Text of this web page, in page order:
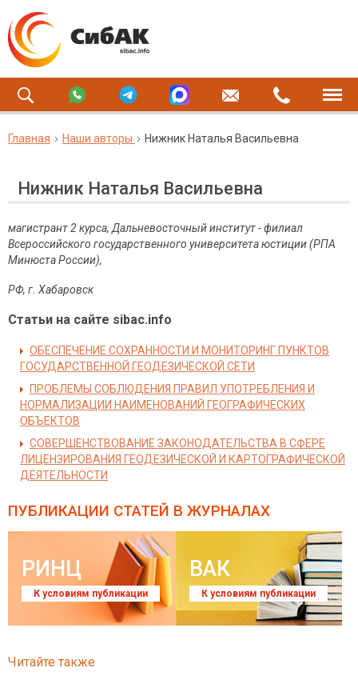
Главная Наши авторы Нижник Наталья Васильевна
Нижник Наталья Васильевна
магистрант 2 курса, Дальневосточный институт - филиал
Всероссийского государственного университета юстиции (РПА
Минюста России),
РФ, г. Хабаровск
Статьи на сайте sibac.info
ОБЕСПЕЧЕНИЕ СОХРАННОСТИ И МОНИТОРИНГ ПУНКТОВ
ГОСУДАРСТВЕННОЙ ГЕОДЕЗИЧЕСКОЙ СЕТИ
ПРОБЛЕМЫ СОБЛЮДЕНИЯ ПРАВИЛ УПОТРЕБЛЕНИЯ И
НОРМАЛИЗАЦИИ НАИМЕНОВАНИЙ ГЕОГРАФИЧЕСКИХ
ОБЪЕКТОВ
СОВЕРШЕНСТВОВАНИЕ ЗАКОНОДАТЕЛЬСТВА В СФЕРЕ
ЛИЦЕНЗИРОВАНИЯ ГЕОДЕЗИЧЕСКОЙ И КАРТОГРАФИЧЕСКОЙ
ДЕЯТЕЛЬНОСТИ
ПУБЛИКАЦИИ СТАТЕЙ В ЖУРНАЛАХ
РИНЦ
К условиям публикации
ВАК
К условиям публикации
Читайте также